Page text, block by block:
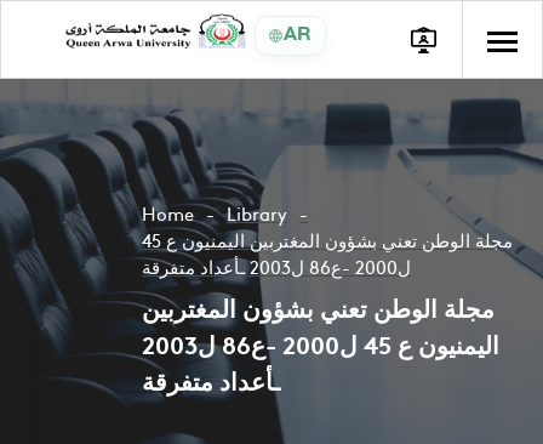
AR
Home
Library
مجلة الوطن تعني بشؤون المغتربين اليمنيون ع 45
ل2000 -ع86 ل2003 ـأعداد متفرقة
مجلة الوطن تعني بشؤون المغتربين
اليمنيون ع 45 ل2000 -ع86 ل2003
ـأعداد متفرقة